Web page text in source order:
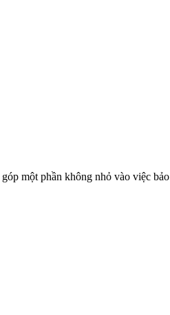
một phần không nhỏ vào việc